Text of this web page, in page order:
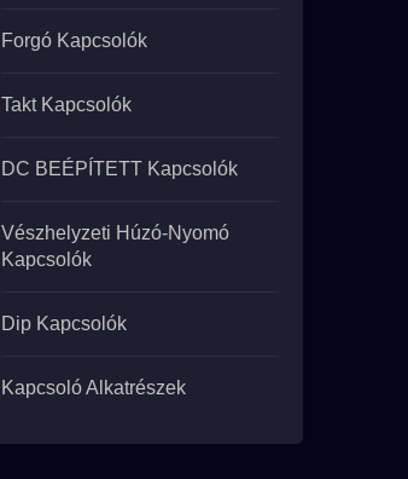
Forgó Kapcsolók
Takt Kapcsolók
DC BEÉPÍTETT Kapcsolók
Vészhelyzeti Húzó-Nyomó
Kapcsolók
Dip Kapcsolók
Kapcsoló Alkatrészek